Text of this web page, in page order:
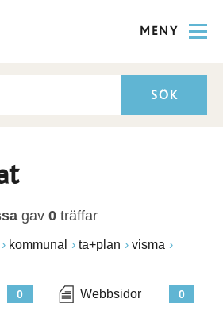
MENY
gav 0 träffar
kommunal ta+plan visma
0 0
Webbsidor